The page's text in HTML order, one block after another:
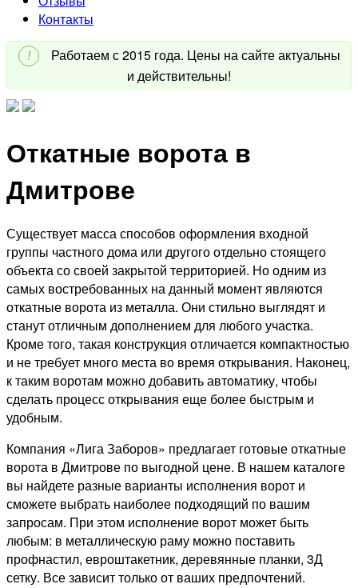
Контакты
!
Работаем с 2015 года. Цены на сайте актуальны
и действительны!
Откатные ворота в
Дмитрове
Существует масса способов оформления входной
группы частного дома или другого отдельно стоящего
объекта со своей закрытой территорией. Но одним из
самых востребованных на данный момент являются
откатные ворота из металла. Они стильно выглядят и
станут отличным дополнением для любого участка.
Кроме того, такая конструкция отличается компактностью
и не требует много места во время открывания. Наконец,
к таким воротам можно добавить автоматику, чтобы
сделать процесс открывания еще более быстрым и
удобным.
Компания «Лига Заборов» предлагает готовые откатные
ворота в Дмитрове по выгодной цене. В нашем каталоге
вы найдете разные варианты исполнения ворот и
сможете выбрать наиболее подходящий по вашим
запросам. При этом исполнение ворот может быть
любым: в металлическую раму можно поставить
профнастил, евроштакетник, деревянные планки, 3Д
сетку. Все зависит только от ваших предпочтений.